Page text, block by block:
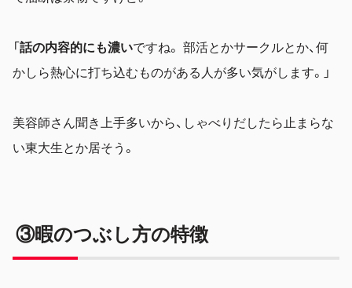
「話の内容的にも濃いですね。 部活とかサークルとか、何
かしら熱心に打ち込むものがある人が多い気がします。」
美容師さん聞き上手多いから、しゃべりだしたら止まらな
い東大生とか居そう。
③暇のつぶし方の特徴